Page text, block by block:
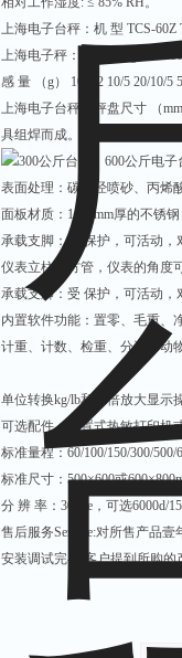
上海电子台秤：机 型 TCS-60Z
上海电子秤：秤
30
感 量 （g）
10/5/2 10/5 20/10/5
上海电子台秤：秤盘尺寸
（mm
具组焊而成。
表面处理：碳钢经喷砂、丙烯
面板材质： 1－ 2mm厚的不锈
承载支脚：受 保护，可活动，
仪表立柱：方管，仪表的角度
承载支脚：受 保护，可活动，
内置软件功能：置零、毛重、
计重、计数、检重、分选、动
单位转换kg/lb和
倍放大显示
可选配件：内置式热敏打印机
标准量程：60/100/150/300/500/
标准尺寸： 500×600或600×
分 辨 率： 3000e ，可选6000d/
售后服务Service:对所售产品壹
安装调试完毕
客户提到所购